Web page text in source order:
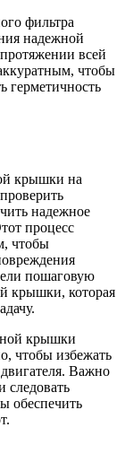
фильтра
надежной
всей
чтобы
герметичность
крышки на
надежное
процесс
чтобы
пошаговую
крышки, которая
крышки
чтобы избежать
Важно
следовать
обеспечить